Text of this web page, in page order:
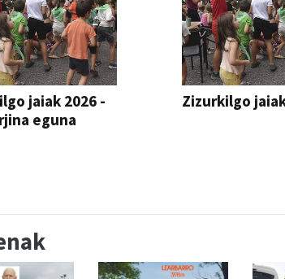
jaiak 2026 -
eguna
Zizurkilgo